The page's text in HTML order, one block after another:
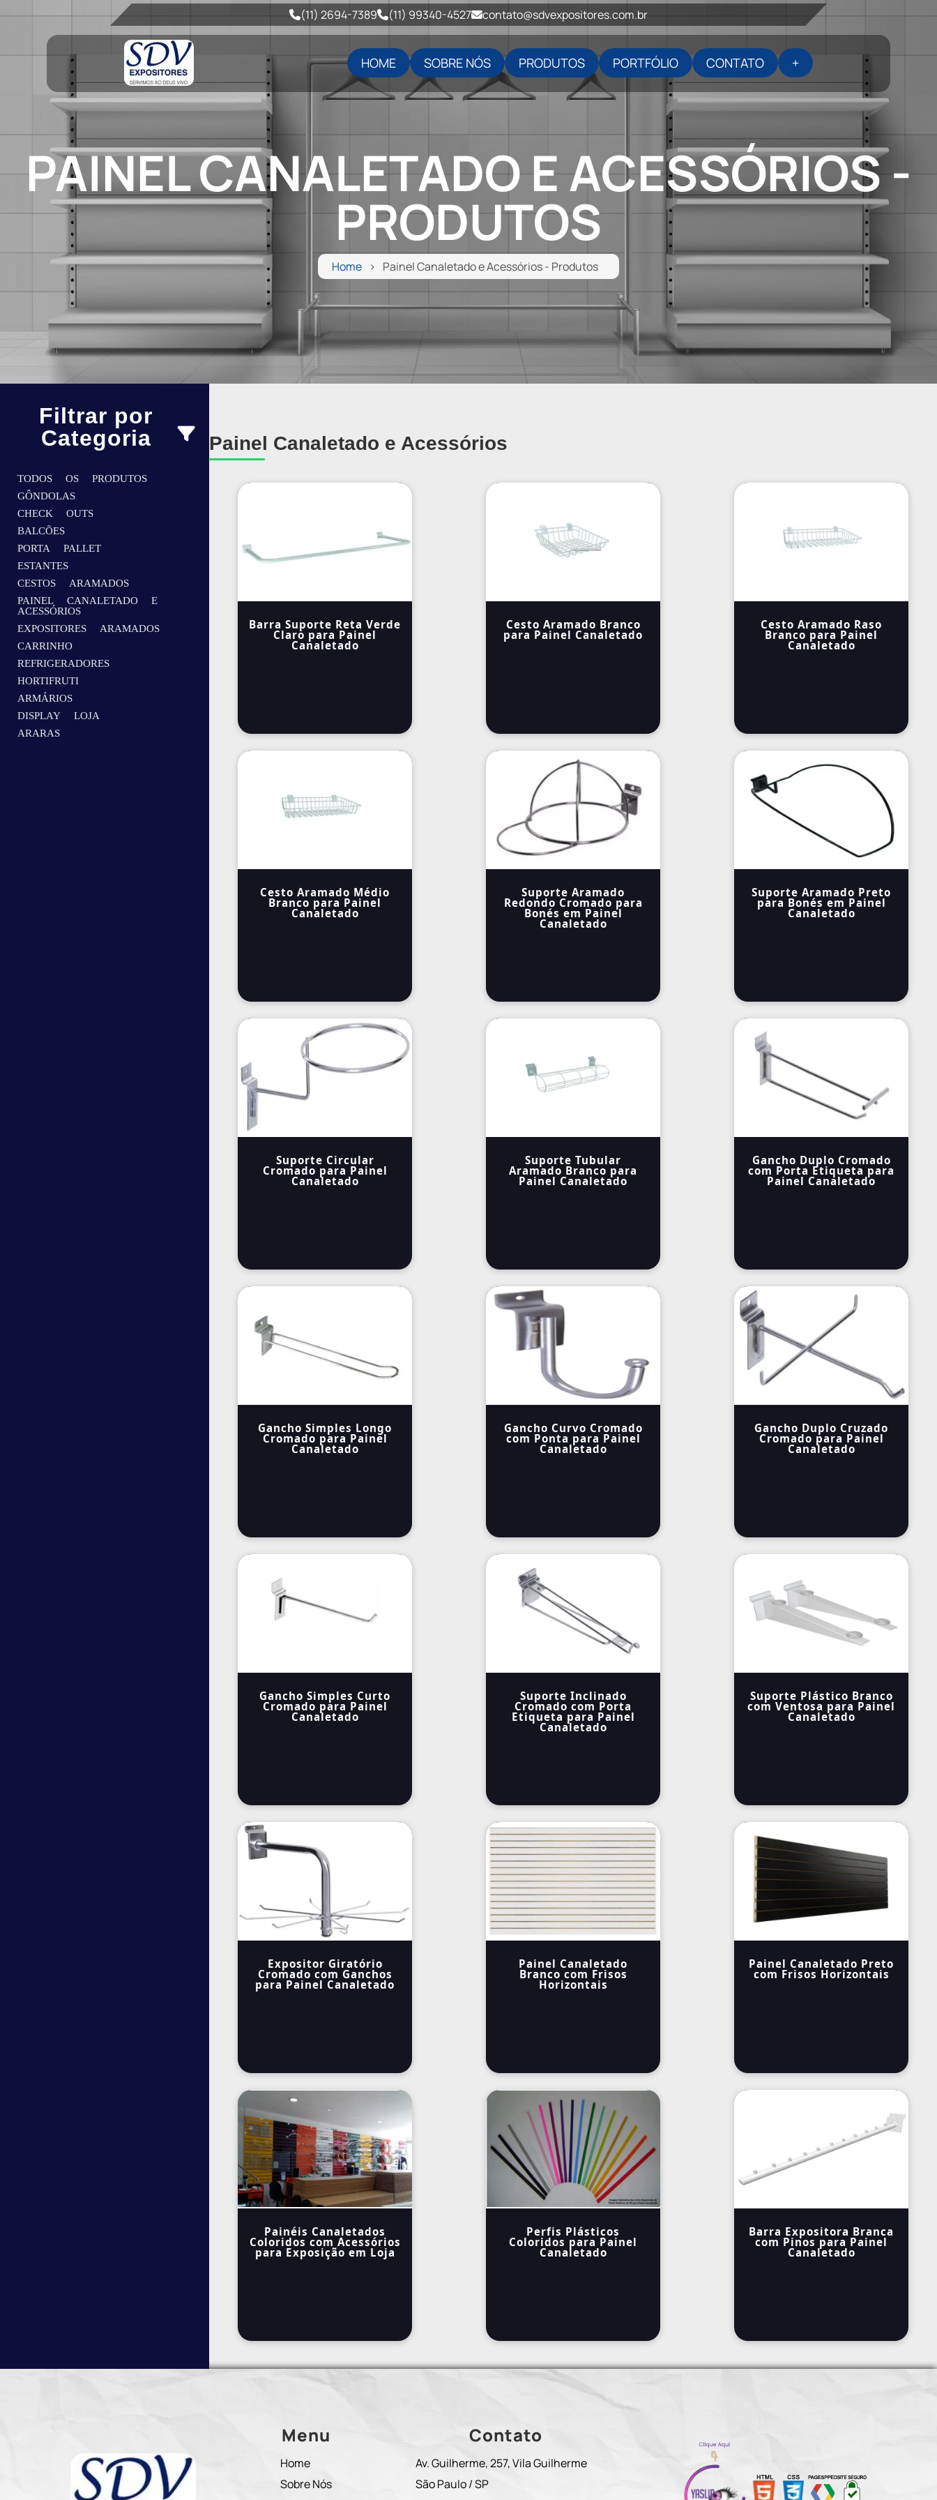
(11) 2694-7389 (11) 99340-4527 contato@sdvexpositores.com.br
HOME SOBRE NÓS PRODUTOS PORTFÓLIO CONTATO +
PAINEL CANALETADO E ACESSÓRIOS -
PRODUTOS
Home Painel Canaletado e Acessórios - Produtos
Filtrar por
Categoria
TODOS OS PRODUTOS
GÔNDOLAS
CHECK OUTS
BALCÕES
PORTA PALLET
ESTANTES
CESTOS ARAMADOS
PAINEL CANALETADO E
ACESSÓRIOS
EXPOSITORES ARAMADOS
CARRINHO
REFRIGERADORES
HORTIFRUTI
ARMÁRIOS
DISPLAY LOJA
ARARAS
Painel Canaletado e Acessórios
Barra Suporte Reta Verde
Claro para Painel
Canaletado
Cesto Aramado Branco
para Painel Canaletado
Cesto Aramado Raso
Branco para Painel
Canaletado
Cesto Aramado Médio
Branco para Painel
Canaletado
Suporte Aramado
Redondo Cromado para
Bonés em Painel
Canaletado
Suporte Aramado Preto
para Bonés em Painel
Canaletado
Suporte Circular
Cromado para Painel
Canaletado
Suporte Tubular
Aramado Branco para
Painel Canaletado
Gancho Duplo Cromado
com Porta Etiqueta para
Painel Canaletado
Gancho Simples Longo
Cromado para Painel
Canaletado
Gancho Curvo Cromado
com Ponta para Painel
Canaletado
Gancho Duplo Cruzado
Cromado para Painel
Canaletado
Gancho Simples Curto
Cromado para Painel
Canaletado
Suporte Inclinado
Cromado com Porta
Etiqueta para Painel
Canaletado
Suporte Plástico Branco
com Ventosa para Painel
Canaletado
Expositor Giratório
Cromado com Ganchos
para Painel Canaletado
Painel Canaletado
Branco com Frisos
Horizontais
Painel Canaletado Preto
com Frisos Horizontais
Painéis Canaletados
Coloridos com Acessórios
para Exposição em Loja
Perfis Plásticos
Coloridos para Painel
Canaletado
Barra Expositora Branca
com Pinos para Painel
Canaletado
Menu
Home
Sobre Nós
Contato
Av. Guilherme, 257, Vila Guilherme
São Paulo / SP